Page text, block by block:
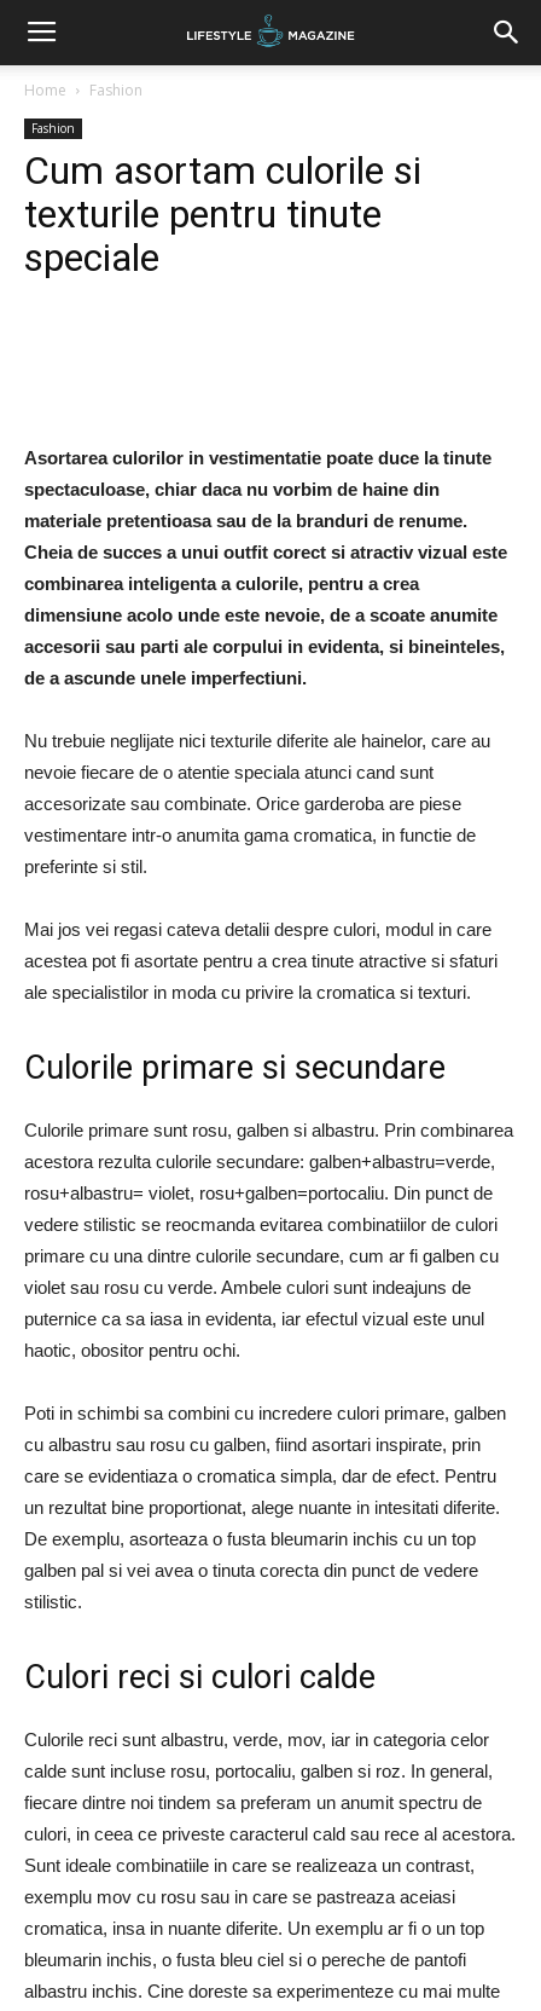
Home Fashion
Fashion
Cum asortam culorile si
texturile pentru tinute
speciale
Asortarea culorilor in vestimentatie poate duce la tinute
spectaculoase, chiar daca nu vorbim de haine din
materiale pretentioasa sau de la branduri de renume.
Cheia de succes a unui outfit corect si atractiv vizual este
combinarea inteligenta a culorile, pentru a crea
dimensiune acolo unde este nevoie, de a scoate anumite
accesorii sau parti ale corpului in evidenta, si bineinteles,
de a ascunde unele imperfectiuni.
Nu trebuie neglijate nici texturile diferite ale hainelor, care au
nevoie fiecare de o atentie speciala atunci cand sunt
accesorizate sau combinate. Orice garderoba are piese
vestimentare intr-o anumita gama cromatica, in functie de
preferinte si stil.
Mai jos vei regasi cateva detalii despre culori, modul in care
acestea pot fi asortate pentru a crea tinute atractive si sfaturi
ale specialistilor in moda cu privire la cromatica si texturi.
Culorile primare si secundare
Culorile primare sunt rosu, galben si albastru. Prin combinarea
acestora rezulta culorile secundare: galben+albastru=verde,
rosu+albastru= violet, rosu+galben=portocaliu. Din punct de
vedere stilistic se reocmanda evitarea combinatiilor de culori
primare cu una dintre culorile secundare, cum ar fi galben cu
violet sau rosu cu verde. Ambele culori sunt indeajuns de
puternice ca sa iasa in evidenta, iar efectul vizual este unul
haotic, obositor pentru ochi.
Poti in schimbi sa combini cu incredere culori primare, galben
cu albastru sau rosu cu galben, fiind asortari inspirate, prin
care se evidentiaza o cromatica simpla, dar de efect. Pentru
un rezultat bine proportionat, alege nuante in intesitati diferite.
De exemplu, asorteaza o fusta bleumarin inchis cu un top
galben pal si vei avea o tinuta corecta din punct de vedere
stilistic.
Culori reci si culori calde
Culorile reci sunt albastru, verde, mov, iar in categoria celor
calde sunt incluse rosu, portocaliu, galben si roz. In general,
fiecare dintre noi tindem sa preferam un anumit spectru de
culori, in ceea ce priveste caracterul cald sau rece al acestora.
Sunt ideale combinatiile in care se realizeaza un contrast,
exemplu mov cu rosu sau in care se pastreaza aceiasi
cromatica, insa in nuante diferite. Un exemplu ar fi o un top
bleumarin inchis, o fusta bleu ciel si o pereche de pantofi
albastru inchis. Cine doreste sa experimenteze cu mai multe